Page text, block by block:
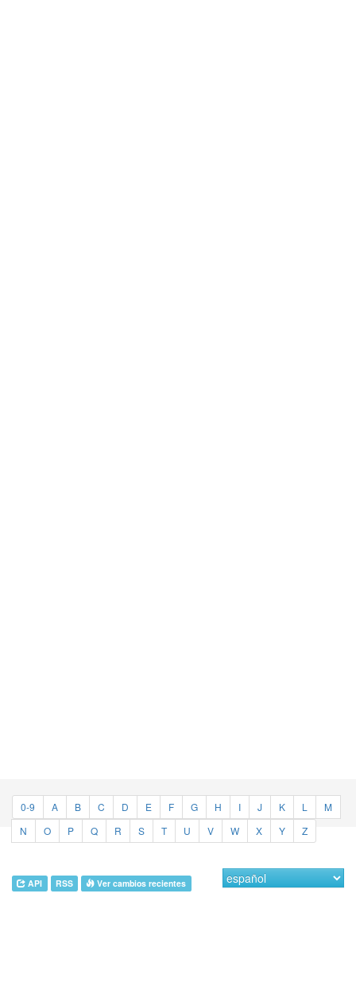
0-9 A B C D E F G H I J K L
M
N
O P Q R S T U V W X Y Z
API RSS Ver cambios recientes